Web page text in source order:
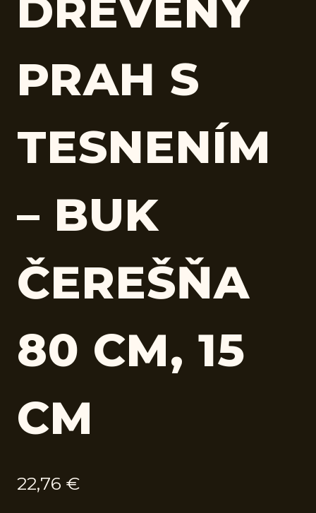
DREVENÝ
PRAH S
TESNENÍM
– BUK
ČEREŠŇA
80 CM, 15
CM
22,76 €